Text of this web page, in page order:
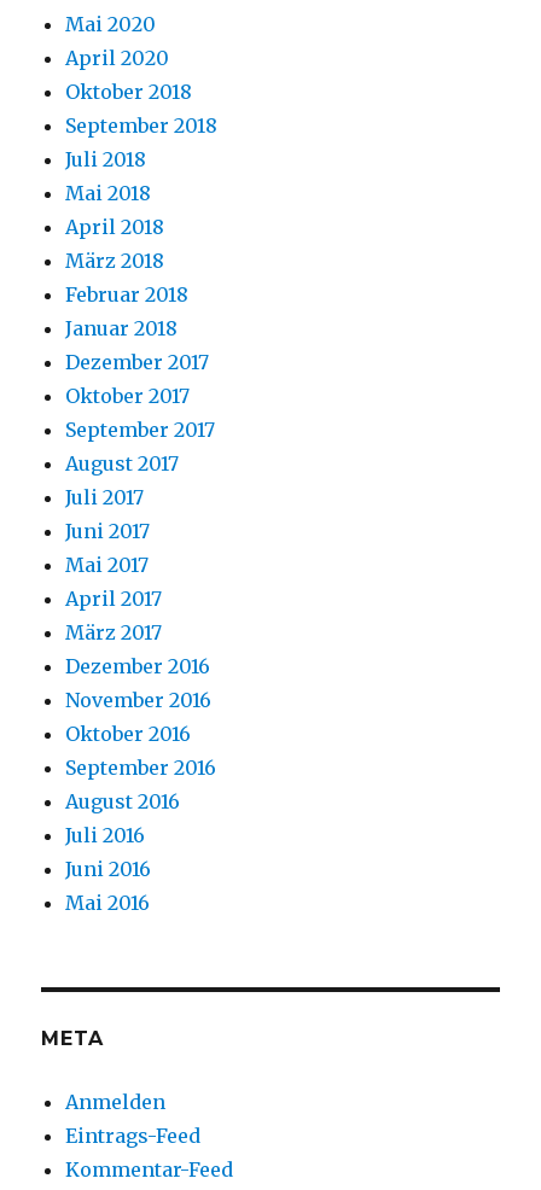
Mai 2020
April 2020
Oktober 2018
September 2018
Juli 2018
Mai 2018
April 2018
März 2018
Februar 2018
Januar 2018
Dezember 2017
Oktober 2017
September 2017
August 2017
Juli 2017
Juni 2017
Mai 2017
April 2017
März 2017
Dezember 2016
November 2016
Oktober 2016
September 2016
August 2016
Juli 2016
Juni 2016
Mai 2016
META
Anmelden
Eintrags-Feed
Kommentar-Feed